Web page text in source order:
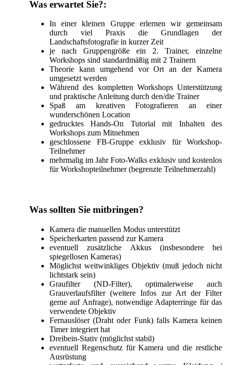
Was erwartet Sie?:
In einer kleinen Gruppe erlernen wir gemeinsam
durch viel Praxis die Grundlagen der
Landschaftsfotografie in kurzer Zeit
je nach Gruppengröße ein 2. Trainer, einzelne
Workshops sind standardmäßig mit 2 Trainern
Theorie kann umgehend vor Ort an der Kamera
umgesetzt werden
Während des kompletten Workshops Unterstützung
und praktische Anleitung durch den/die Trainer
Spaß am kreativen Fotografieren an einer
wunderschönen Location
gedrucktes Hands-On Tutorial mit Inhalten des
Workshops zum Mitnehmen
geschlossene FB-Gruppe exklusiv für Workshop-
Teilnehmer
mehrmalig im Jahr Foto-Walks exklusiv und kostenlos
für Workshopteilnehmer (begrenzte Teilnehmerzahl)
Was sollten Sie mitbringen?
Kamera die manuellen Modus unterstützt
Speicherkarten passend zur Kamera
eventuell zusätzliche Akkus (insbesondere bei
spiegellosen Kameras)
Möglichst weitwinkliges Objektiv (muß jedoch nicht
lichtstark sein)
Graufilter (ND-Filter), optimalerweise auch
Grauverlaufsfilter (weitere Infos zur Art der Filter
gerne auf Anfrage), notwendige Adapterringe für das
verwendete Objektiv
Fernauslöser (Draht oder Funk) falls Kamera keinen
Timer integriert hat
Dreibein-Stativ (möglichst stabil)
eventuell Regenschutz für Kamera und die restliche
Ausrüstung